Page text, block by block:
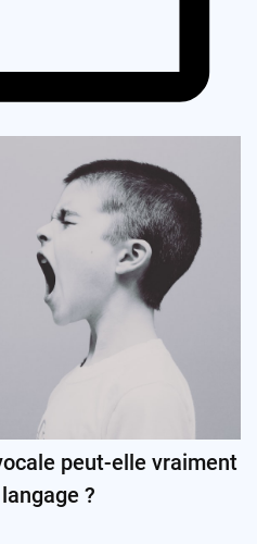
peut-elle vraiment
?